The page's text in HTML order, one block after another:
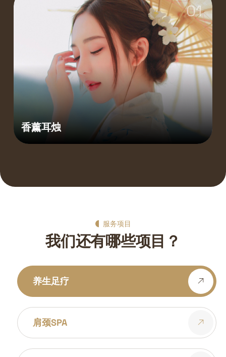
01
香薰耳烛
服务项目
我们还有哪些项目？
养生足疗
肩颈SPA